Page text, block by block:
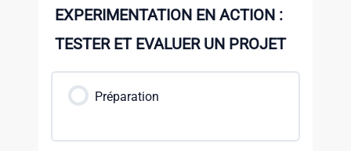
EXPERIMENTATION EN ACTION :
TESTER ET EVALUER UN PROJET
Préparation